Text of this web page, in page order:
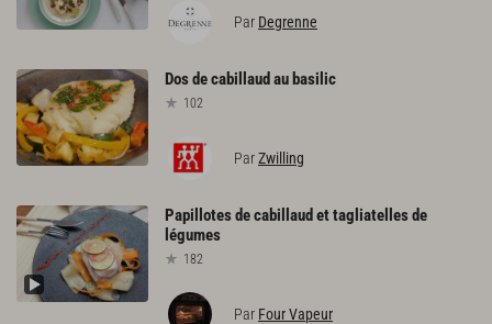
Par Degrenne
Dosdecabillaud au basilic
102
ParZwilling
Papillotesdecabillaud ettagliatellesde
légumes
182
Par Four Vapeur